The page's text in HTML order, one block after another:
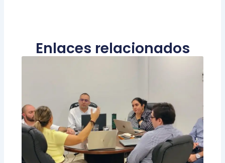
Enlaces relacionados